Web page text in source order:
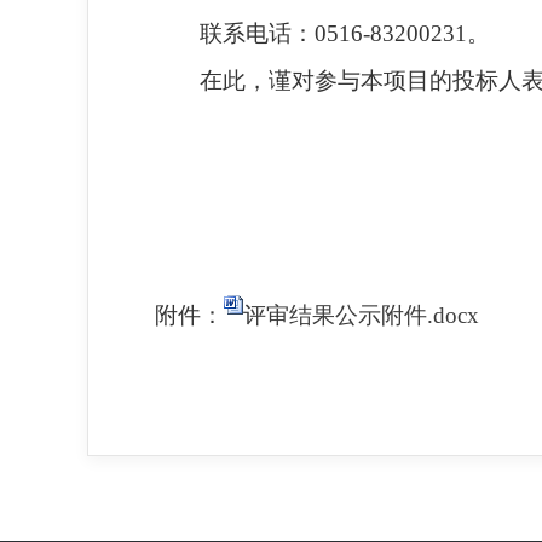
联系电话：0516-83200231。
在此，谨对参与本项目的投标人
附件： 评审结果公示附件.docx